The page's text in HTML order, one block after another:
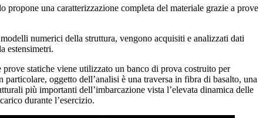
propone una caratterizzazione completa del materiale grazie a prove
numerici della struttura, vengono acquisiti e analizzati dati
estensimetri.
prove statiche viene utilizzato un banco di prova costruito per
particolare, oggetto dell’analisi è una traversa in fibra di basalto, una
più importanti dell’imbarcazione vista l’elevata dinamica delle
durante l’esercizio.